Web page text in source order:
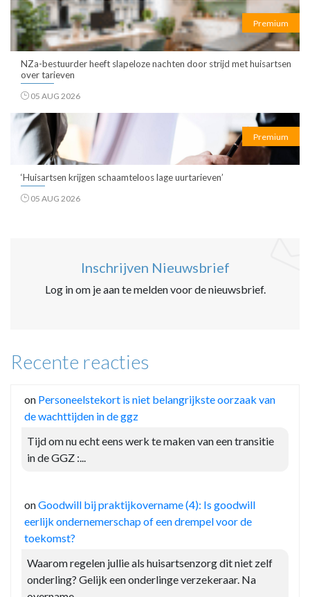
Premium
NZa-bestuurder heeft slapeloze nachten door strijd met huisartsen
over tarieven
05 AUG 2026
Premium
‘Huisartsen krijgen schaamteloos lage uurtarieven’
05 AUG 2026
Inschrijven Nieuwsbrief
Log in om je aan te melden voor de nieuwsbrief.
Recente reacties
on Personeelstekort is niet belangrijkste oorzaak van
de wachttijden in de ggz
Tijd om nu echt eens werk te maken van een transitie
in de GGZ :...
onGoodwill bij praktijkovername (4): Is goodwill
eerlijk ondernemerschap of een drempel voor de
toekomst?
Waarom regelen jullie als huisartsenzorg dit niet zelf
onderling? Gelijk een onderlinge verzekeraar. Na